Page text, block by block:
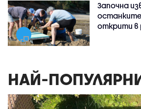
Започна
открити в
НАЙ-